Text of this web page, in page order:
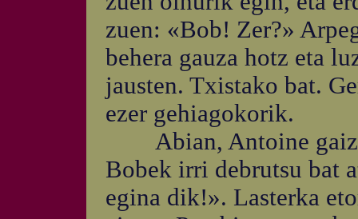
zuen: «Bob! Zer?»
behera gauza hotz eta
jausten. Txistako bat.
ezer gehiagokorik.
Abian, Antoine
Bobek irri debrutsu bat
egina dik!». Lasterka